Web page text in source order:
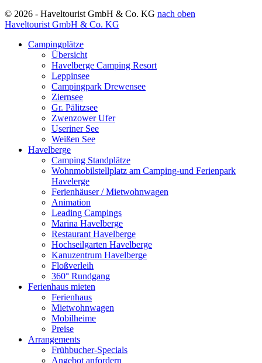
© 2026 - Haveltourist GmbH & Co. KG nach oben
Haveltourist GmbH & Co. KG
Campingplätze
Übersicht
Havelberge Camping Resort
Leppinsee
Campingpark Drewensee
Ziernsee
Gr. Pälitzsee
Zwenzower Ufer
Useriner See
Weißen See
Havelberge
Camping Standplätze
Wohnmobilstellplatz am Camping-und Ferienpark
Havelerge
Ferienhäuser / Mietwohnwagen
Animation
Leading Campings
Marina Havelberge
Restaurant Havelberge
Hochseilgarten Havelberge
Kanuzentrum Havelberge
Floßverleih
360° Rundgang
Ferienhaus mieten
Ferienhaus
Mietwohnwagen
Mobilheime
Preise
Arrangements
Frühbucher-Specials
Angebot anfordern